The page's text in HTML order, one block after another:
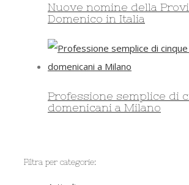
Nuove nomine della
Domenico in Italia
Professione semplice di
domenicani a Milano
Filtra per categorie: